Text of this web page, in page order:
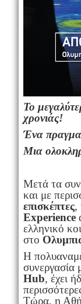
Το
χρονιάς!
Ένα
Μια
Μετά τα
και με
επισκέπτες,
Experience
ελληνικό
στο
Η
συνεργασία
Hub, έχει
Τώρα, η